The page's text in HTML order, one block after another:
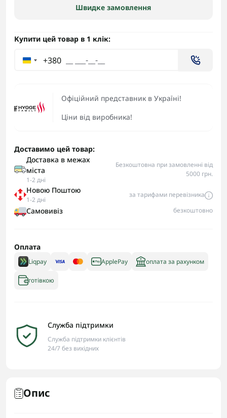
Офіційний представник в Україні!
Ціни від виробника!
Швидке замовлення
Купити цей товар в 1 клік:
+380
Доставимо цей товар:
Доставка в межах
міста
1-2 дні
Безкоштовна при замовленні від
5000 грн.
Новою Поштою
1-2 дні
за тарифами перевізника
Самовивіз безкоштовно
Оплата
Liqpay ApplePay оплата за рахунком
готівкою
Служба підтримки
Служба підтримки клієнтів
24/7 без вихідних
Опис